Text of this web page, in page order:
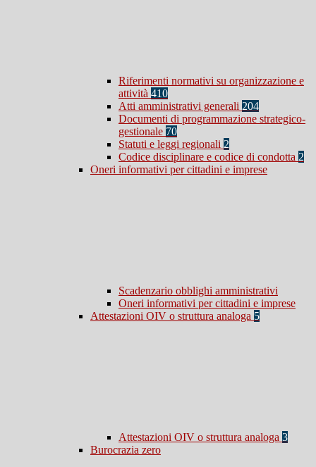
Riferimenti normativi su organizzazione e
attività 410
Atti amministrativi generali 204
Documenti di programmazione strategico-
gestionale 70
Statuti e leggi regionali 2
Codice disciplinare e codice di condotta 2
Oneri informativi per cittadini e imprese
Scadenzario obblighi amministrativi
Oneri informativi per cittadini e imprese
Attestazioni OIV o struttura analoga 5
Attestazioni OIV o struttura analoga 3
Burocrazia zero